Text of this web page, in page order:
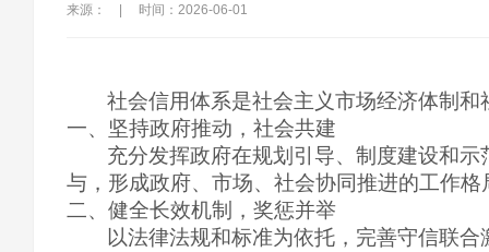
来源： 时间：2026-06-01
社会信用体系是社会主义市场经济体制
一、坚持政府推动，社会共建
充分发挥政府在规划引导、制度建设和
与，形成政府、市场、社会协同推进的工作格
二、健全长效机制，奖惩并举
以法律法规和标准为依托，完善守信联